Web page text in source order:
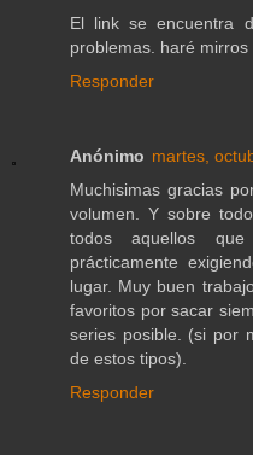
El link se encuentra
problemas. haré
Responder
Anónimo martes,
Muchisimas gracias
volumen. Y sobre
todos aquellos
prácticamente
lugar. Muy buen
favoritos por sacar
series posible. (si por
de estos tipos).
Responder